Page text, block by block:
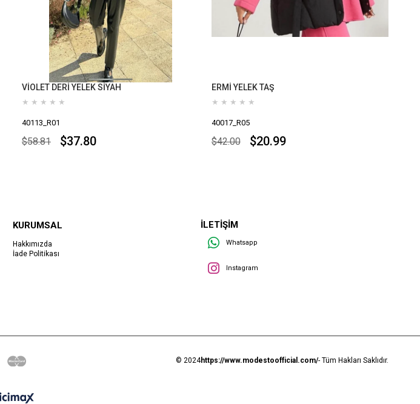
VİOLET DERİ YELEK SİYAH
★ ★ ★ ★ ★
40113_R01
$37.80
$58.81
ERMİ YELEK TAŞ
★ ★ ★ ★ ★
40017_R05
$20.99
$42.00
KURUMSAL
Hakkımızda
İade Politikası
İLETİŞİM
Whatsapp
Instagram
© 2024https://www.modestoofficial.com/- Tüm Hakları Saklıdır.